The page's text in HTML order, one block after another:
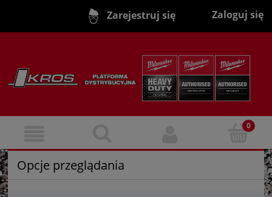
Zarejestruj się Zaloguj się
Opcje przeglądania